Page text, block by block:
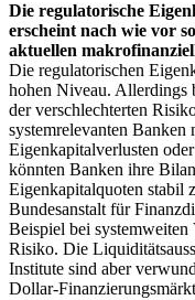
Die regulatorische
erscheint nach wie vor
aktuellen
Die regulatorischen
hohen Niveau. Allerdings
der verschlechterten
systemrelevanten
Eigenkapitalverlusten
könnten Banken ihre
Eigenkapitalquoten stabil
Bundesanstalt für
Beispiel bei systemweiten
Risiko. Die
Institute sind aber
Dollar-